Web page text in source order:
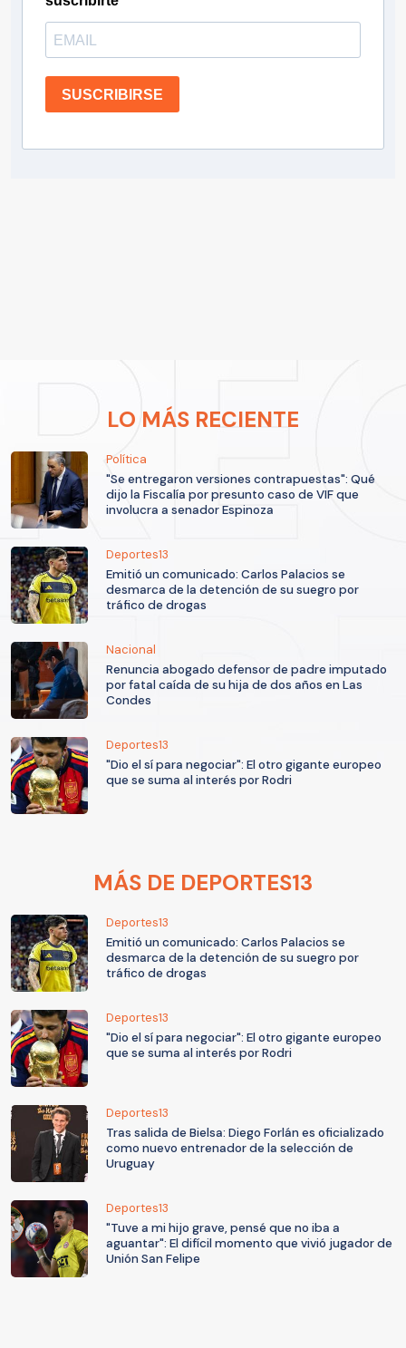
SUSCRIBIRSE
LO MÁS RECIENTE
Política
"Se entregaron versiones contrapuestas": Qué
dijo la Fiscalía por presunto caso de VIF que
involucra a senador Espinoza
Deportes13
Emitió un comunicado: Carlos Palacios se
desmarca de la detención de su suegro por
tráfico de drogas
Nacional
Renuncia abogado defensor de padre imputado
por fatal caída de su hija de dos años en Las
Condes
Deportes13
"Dio el sí para negociar": El otro gigante europeo
que se suma al interés por Rodri
MÁS DE DEPORTES13
Deportes13
Emitió un comunicado: Carlos Palacios se
desmarca de la detención de su suegro por
tráfico de drogas
Deportes13
"Dio el sí para negociar": El otro gigante europeo
que se suma al interés por Rodri
Deportes13
Tras salida de Bielsa: Diego Forlán es oficializado
como nuevo entrenador de la selección de
Uruguay
Deportes13
"Tuve a mi hijo grave, pensé que no iba a
aguantar": El difícil momento que vivió jugador de
Unión San Felipe